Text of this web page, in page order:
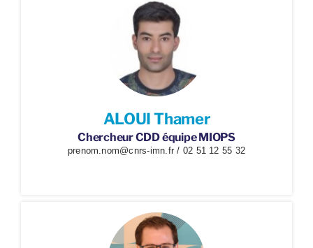
ALOUI Thamer
Chercheur CDD équipe MIOPS
prenom.nom@cnrs-imn.fr / 02 51 12 55 32